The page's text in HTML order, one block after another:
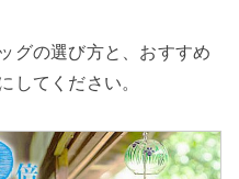
グの選び方と、おすすめ
してください。